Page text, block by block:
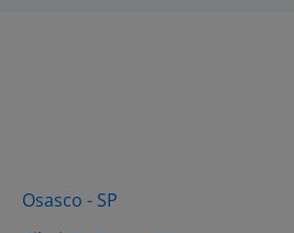
Osasco - SP